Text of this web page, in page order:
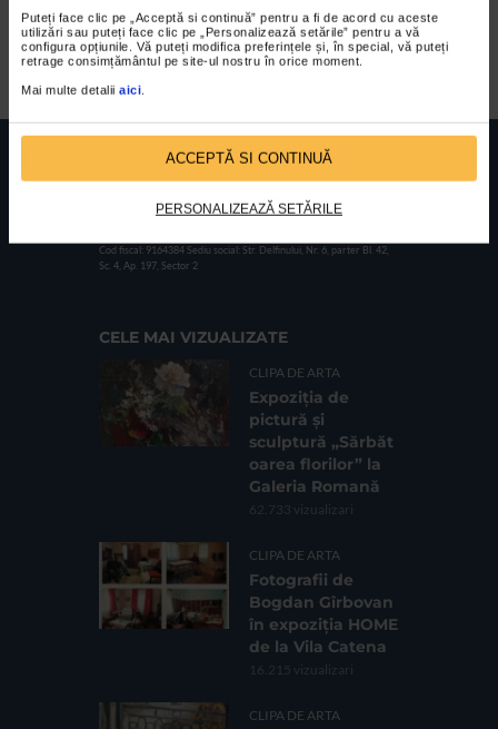
Puteți face clic pe „Acceptă si continuă” pentru a fi de acord cu aceste
utilizări sau puteți face clic pe „Personalizează setările” pentru a vă
configura opțiunile. Vă puteți modifica preferințele și, în special, vă puteți
retrage consimțământul pe site-ul nostru în orice moment.
Mai multe detalii aici
ACCEPTĂ SI CONTINUĂ
PERSONALIZEAZĂ SETĂRILE
Imaginarium: lumea celor
nevăzute
Cod fiscal: 9164384 Sediu social: Str. Delfinului, Nr. 6, parter Bl. 42,
Sc. 4, Ap. 197, Sector 2
CELE MAI VIZUALIZATE
CLIPA DE ARTA
Expoziția de
pictură și
sculptură „Sărbăt
oarea florilor” la
Galeria Romană
62.733 vizualizari
CLIPA DE ARTA
Fotografii de
Bogdan Gîrbovan
în expoziția HOME
de la Vila Catena
16.215 vizualizari
CLIPA DE ARTA